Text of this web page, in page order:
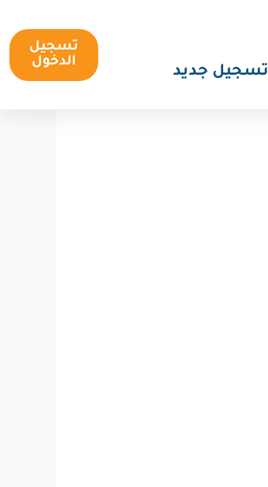
تسجيل
الدخول
تسجيل جديد